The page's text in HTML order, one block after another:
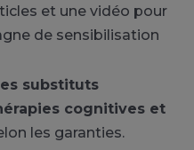
et une vidéo pour
de sensibilisation
substituts
cognitives et
les garanties.